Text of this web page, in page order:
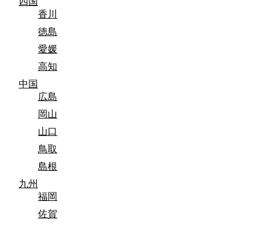
香川
徳島
愛媛
高知
中国
広島
岡山
山口
鳥取
島根
九州
福岡
佐賀